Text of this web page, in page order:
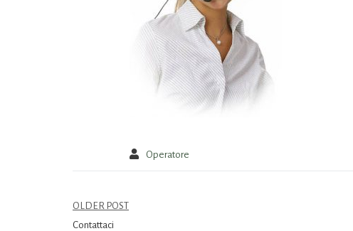
Operatore
OLDER POST
Contattaci